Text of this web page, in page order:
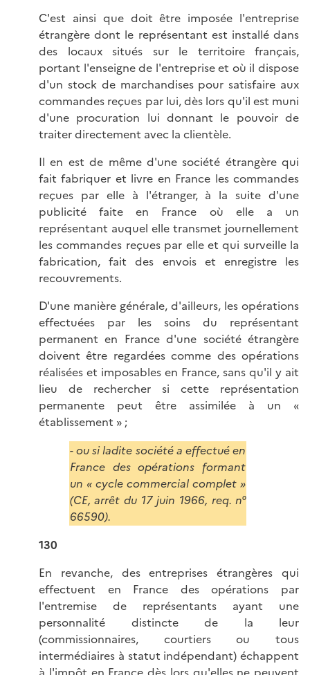
C'est ainsi que doit être imposée l'entreprise
étrangère dont le représentant est installé dans
des locaux situés sur le territoire français,
portant l'enseigne de l'entreprise et où il dispose
d'un stock de marchandises pour satisfaire aux
commandes reçues par lui, dès lors qu'il est muni
d'une procuration lui donnant le pouvoir de
traiter directement avec la clientèle.
Il en est de même d'une société étrangère qui
fait fabriquer et livre en France les commandes
reçues par elle à l'étranger, à la suite d'une
publicité faite en France où elle a un
représentant auquel elle transmet journellement
les commandes reçues par elle et qui surveille la
fabrication, fait des envois et enregistre les
recouvrements.
D'une manière générale, d'ailleurs, les opérations
effectuées par les soins du représentant
permanent en France d'une société étrangère
doivent être regardées comme des opérations
réalisées et imposables en France, sans qu'il y ait
lieu de rechercher si cette représentation
permanente peut être assimilée à un «
établissement » ;
- ou si ladite société a effectué en
France des opérations formant
un « cycle commercial complet »
(CE, arrêt du 17 juin 1966, req. n°
66590).
130
En revanche, des entreprises étrangères qui
effectuent en France des opérations par
l'entremise de représentants ayant une
personnalité distincte de la leur
(commissionnaires, courtiers ou tous
intermédiaires à statut indépendant) échappent